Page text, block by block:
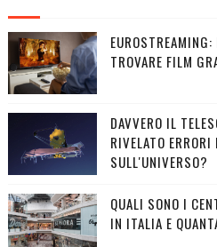
TROVARE FILM
DAVVERO IL
RIVELATO ERRORI
SULL'UNIVERSO?
QUALI SONO I
IN ITALIA E